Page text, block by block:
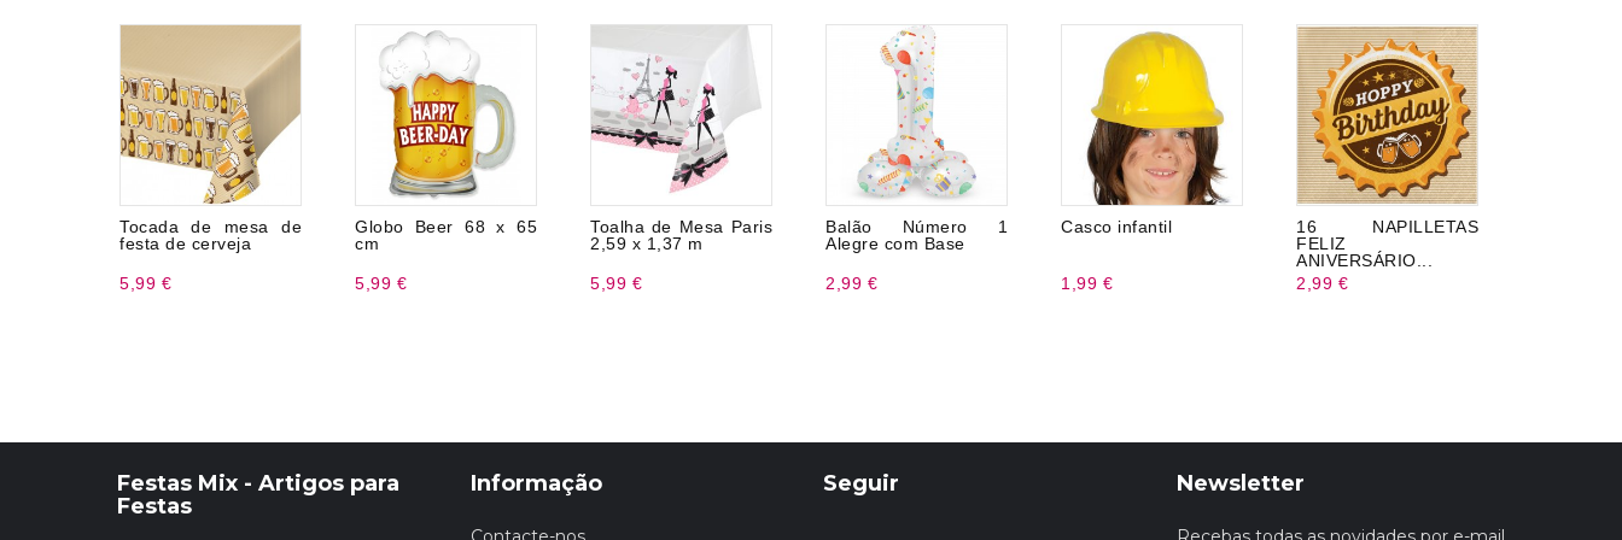
Tocada de mesa de
festa de cerveja
5,99 €
Globo Beer 68 x 65
cm
5,99 €
Toalha de Mesa Paris
2,59 x 1,37 m
5,99 €
Balão Número 1
Alegre com Base
2,99 €
Casco infantil
1,99 €
16 NAPILLETAS
FELIZ
ANIVERSÁRIO...
2,99 €
Festas Mix - Artigos para
Festas
Informação Seguir Newsletter